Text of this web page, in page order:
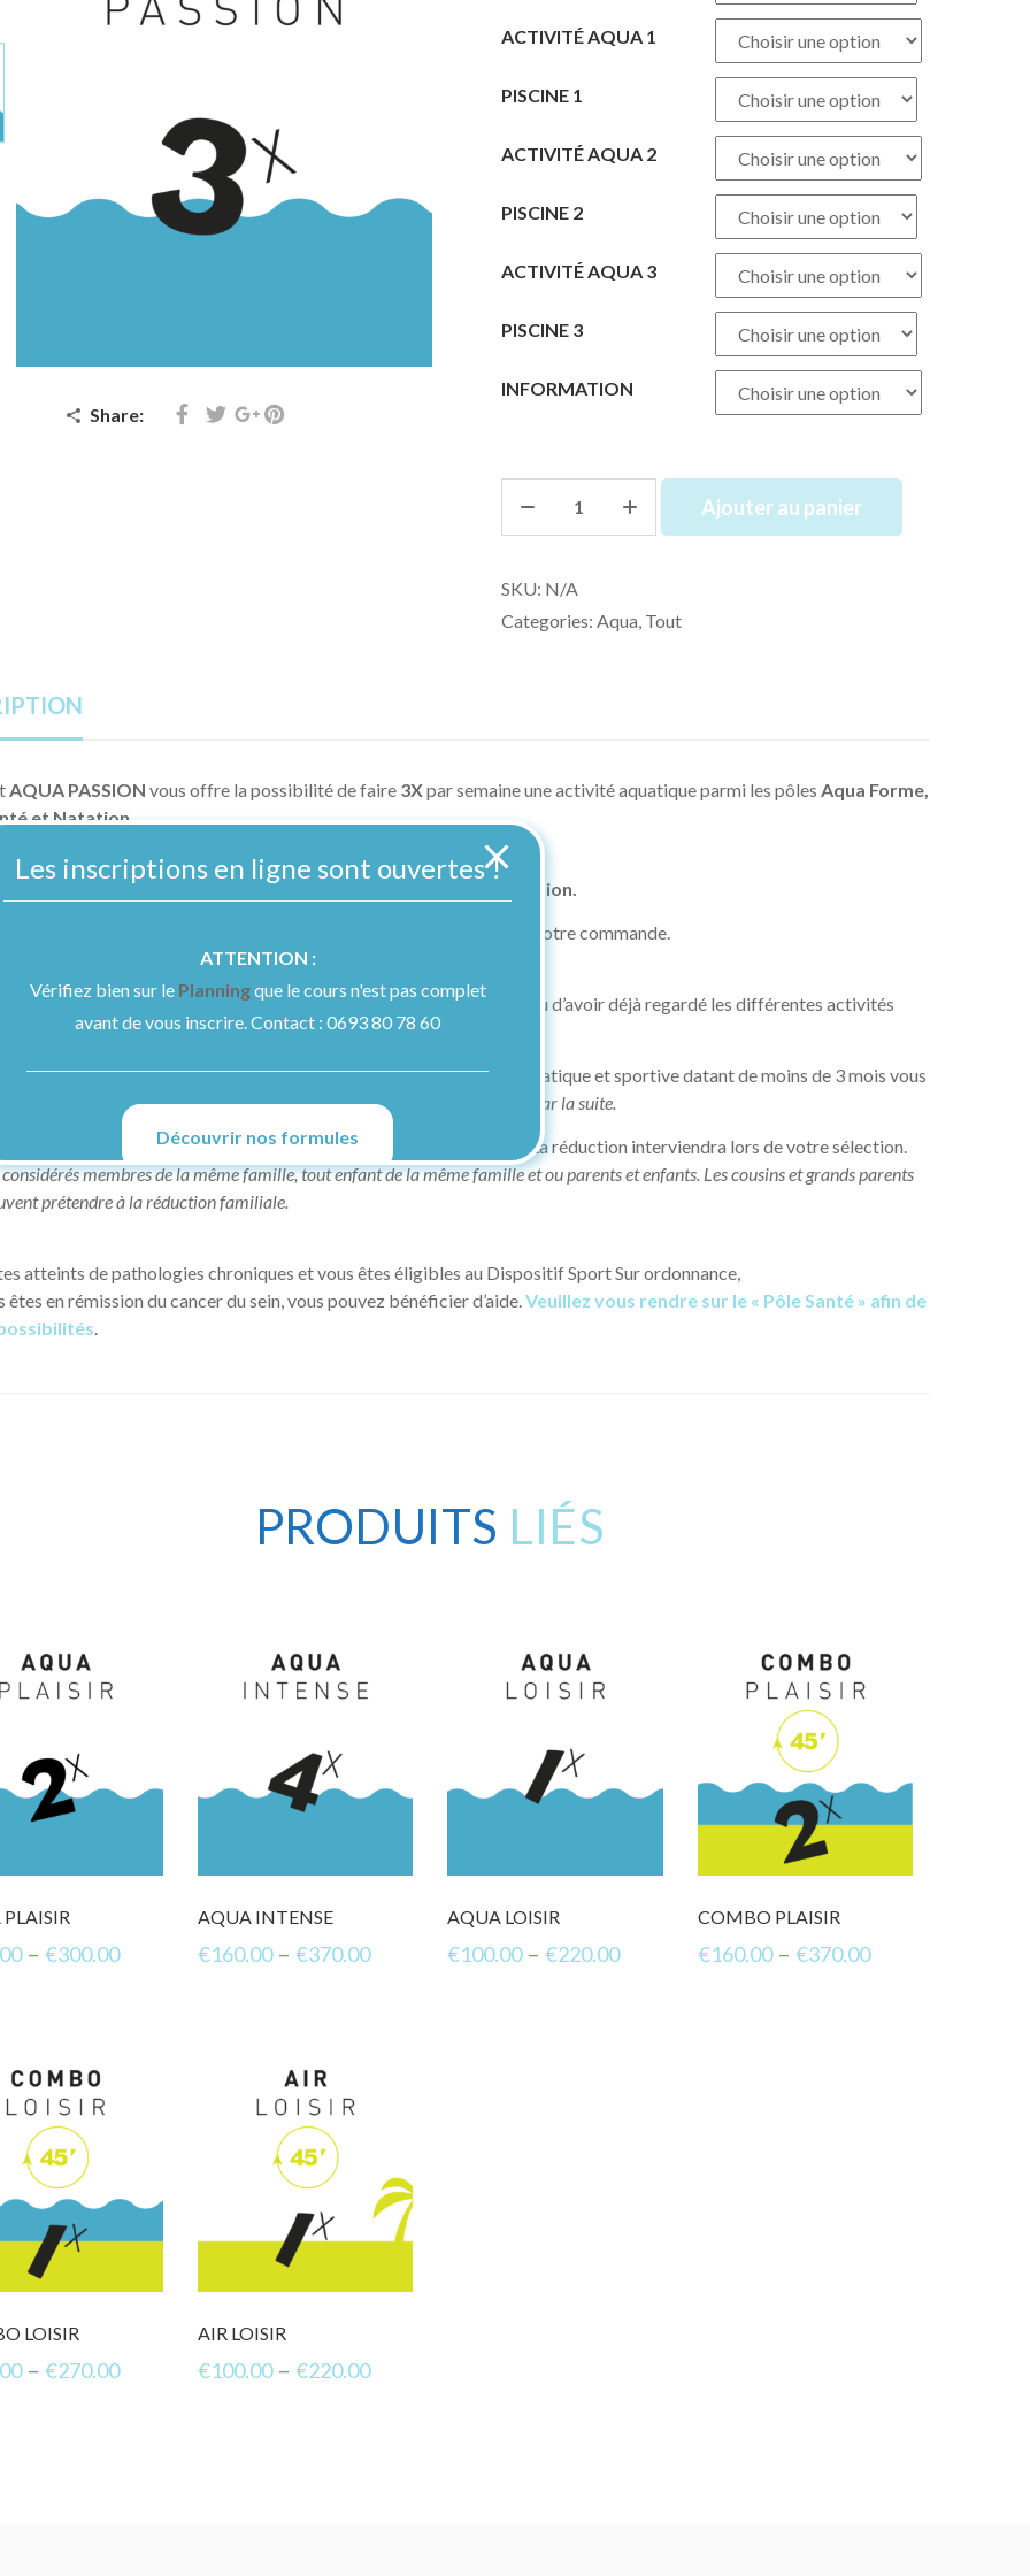
Share:
ACTIVITÉ AQUA 1
PISCINE 1
ACTIVITÉ AQUA 2
PISCINE 2
ACTIVITÉ AQUA 3
PISCINE 3
INFORMATION
Ajouter au panier
SKU: N/A
Categories:Aqua, Tout
AQUA PASSION vous offre la possibilité de faire 3Xpar semaine une activité aquatique parmi les pôles Aqua Forme,
et Natation
vous êtes décidé ?
accorder 6 min de votre tempsafin de compléter cette inscription.
vouloir
du pack avant de valider votre commande.
le jour, l’horaire et la piscine vous seront demandés.
d’avoir leplanning sous les yeux, ouvert sur une autre page ou d’avoir déjà regardé les différentes activités
au préalable.Cliquez ici pour accéder au planning.
médicalde non contre-indication à la pratique d’une activité aquatique et sportive datant de moins de 3 mois vous
Possibilité de nous l’envoyer ou de nous le remettre en main propre par la suite.
inscription Familiale,vous devez faire 1 inscription par personne. La réduction interviendra lors de votre sélection.
membres de la même famille, tout enfant de la même famille et ou parents et enfants. Les cousins et grands parents
prétendre à la réduction familiale.
atteints de pathologies chroniques et vous êtes éligibles au Dispositif Sport Sur ordonnance,
êtes en rémission du cancer du sein, vous pouvez bénéficier d’aide.Veuillez vous rendre sur le « Pôle Santé » afin de
.
PRODUITS LIÉS
– €300.00
AQUA INTENSE
€160.00– €370.00
AQUA LOISIR
€100.00– €220.00
COMBO PLAISIR
€160.00– €370.00
LOISIR
– €270.00
AIR LOISIR
€100.00– €220.00
Les inscriptions en ligne sont ouvertes !
ATTENTION :
Vérifiez bien sur le Planningque le cours n'est pas complet
avant de vous inscrire. Contact : 0693 80 78 60
Découvrir nos formules